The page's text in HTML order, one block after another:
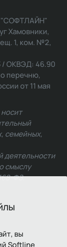
вы
Softline
Хамовники,
1, ком. №2,
/ ОКВЭД: 46.90
перечню,
от 11 мая
семейных,
деятельности
смыслу
ФЗ.